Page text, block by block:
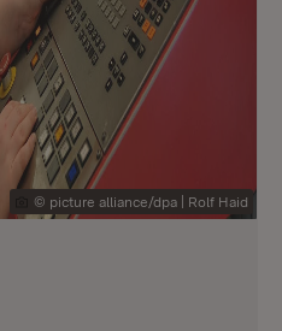
© picture alliance/dpa | Rolf Haid